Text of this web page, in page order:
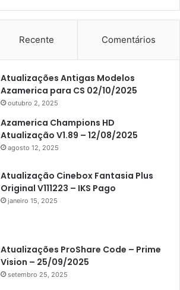
Recente Comentários
Atualizações Antigas Modelos
Azamerica para CS 02/10/2025
outubro 2, 2025
Azamerica Champions HD
Atualização V1.89 – 12/08/2025
agosto 12, 2025
Atualização Cinebox Fantasia Plus
Original V111223 – IKS Pago
janeiro 15, 2025
Atualizações ProShare Code – Prime
Vision – 25/09/2025
setembro 25, 2025